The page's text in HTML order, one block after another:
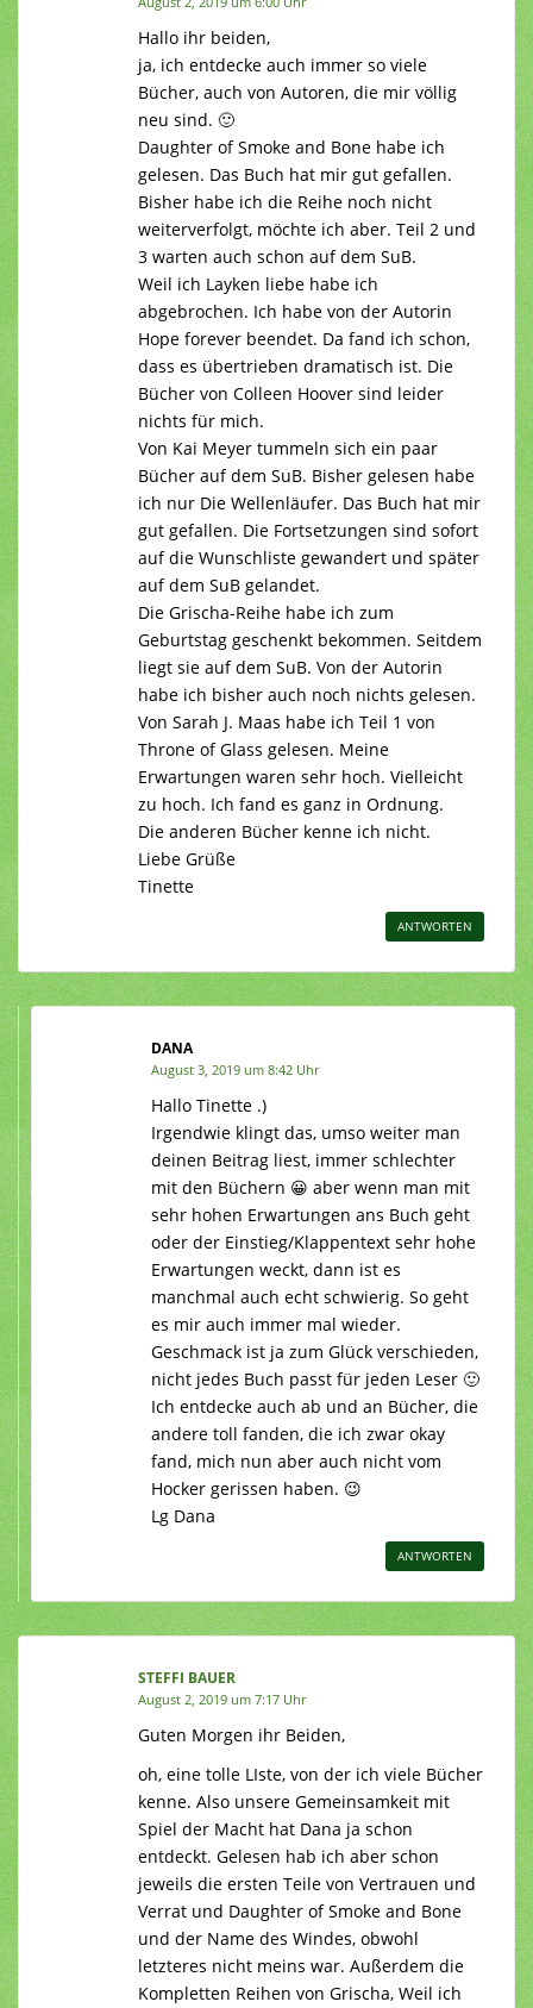
Hallo ihr beiden,
ja, ich entdecke auch immer so viele
Bücher, auch von Autoren, die mir völlig
neu sind. 🙂
Daughter of Smoke and Bone habe ich
gelesen. Das Buch hat mir gut gefallen.
Bisher habe ich die Reihe noch nicht
weiterverfolgt, möchte ich aber. Teil 2 und
3 warten auch schon auf dem SuB.
Weil ich Layken liebe habe ich
abgebrochen. Ich habe von der Autorin
Hope forever beendet. Da fand ich schon,
dass es übertrieben dramatisch ist. Die
Bücher von Colleen Hoover sind leider
nichts für mich.
Von Kai Meyer tummeln sich ein paar
Bücher auf dem SuB. Bisher gelesen habe
ich nur Die Wellenläufer. Das Buch hat mir
gut gefallen. Die Fortsetzungen sind sofort
auf die Wunschliste gewandert und später
auf dem SuB gelandet.
Die Grischa-Reihe habe ich zum
Geburtstag geschenkt bekommen. Seitdem
liegt sie auf dem SuB. Von der Autorin
habe ich bisher auch noch nichts gelesen.
Von Sarah J. Maas habe ich Teil 1 von
Throne of Glass gelesen. Meine
Erwartungen waren sehr hoch. Vielleicht
zu hoch. Ich fand es ganz in Ordnung.
Die anderen Bücher kenne ich nicht.
Liebe Grüße
Tinette
ANTWORTEN
DANA
August 3, 2019 um 8:42 Uhr
Hallo Tinette .)
Irgendwie klingt das, umso weiter man
deinen Beitrag liest, immer schlechter
mit den Büchern 😀 aber wenn man mit
sehr hohen Erwartungen ans Buch geht
oder der Einstieg/Klappentext sehr hohe
Erwartungen weckt, dann ist es
manchmal auch echt schwierig. So geht
es mir auch immer mal wieder.
Geschmack ist ja zum Glück verschieden,
nicht jedes Buch passt für jeden Leser 🙂
Ich entdecke auch ab und an Bücher, die
andere toll fanden, die ich zwar okay
fand, mich nun aber auch nicht vom
Hocker gerissen haben. 😉
Lg Dana
ANTWORTEN
STEFFI BAUER
August 2, 2019 um 7:17 Uhr
Guten Morgen ihr Beiden,
oh, eine tolle LIste, von der ich viele Bücher
kenne. Also unsere Gemeinsamkeit mit
Spiel der Macht hat Dana ja schon
entdeckt. Gelesen hab ich aber schon
jeweils die ersten Teile von Vertrauen und
Verrat und Daughter of Smoke and Bone
und der Name des Windes, obwohl
letzteres nicht meins war. Außerdem die
Kompletten Reihen von Grischa, Weil ich